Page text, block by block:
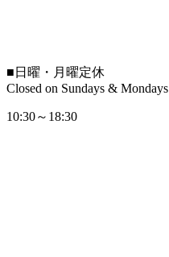
■ 日曜・月曜定休
Closed on Sundays & Mondays
10:30～18:30